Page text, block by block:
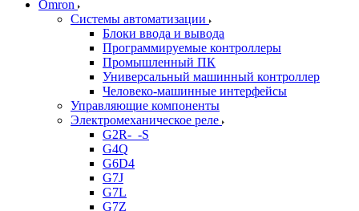
Omron
Системы автоматизации
Блоки ввода и вывода
Программируемые контроллеры
Промышленный ПК
Универсальный машинный контроллер
Человеко-машинные интерфейсы
Управляющие компоненты
Электромеханическое реле
G2R-_-S
G4Q
G6D4
G7J
G7L
G7Z